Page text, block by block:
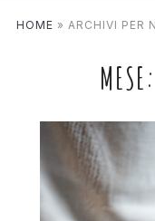
HOME » ARCHIVI PER
MESE: